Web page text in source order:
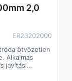
2,0
ER23202000
ötvözetlen
Alkalmas
javítási